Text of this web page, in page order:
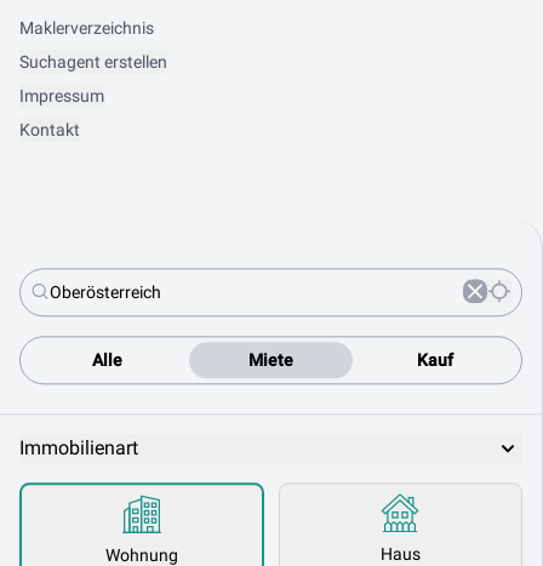
Alle Miete Kauf
Immobilienart
Wohnung Haus
Maklerverzeichnis
Suchagent erstellen
Impressum
Kontakt